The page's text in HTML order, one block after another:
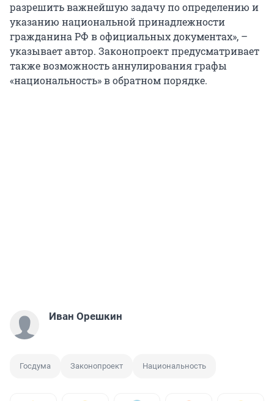
разрешить важнейшую задачу по определению и
указанию национальной принадлежности
гражданина РФ в официальных документах», –
указывает автор. Законопроект предусматривает
также возможность аннулирования графы
«национальность» в обратном порядке.
Иван Орешкин
Госдума Законопроект Национальность